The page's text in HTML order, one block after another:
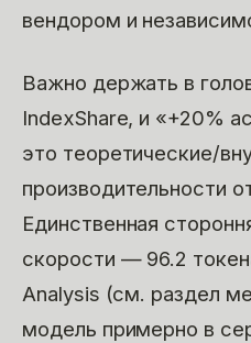
вендором и
Важно держать в
IndexShare, и «+20%
это теоретические/
производительности
Единственная
скорости — 96.2
Analysis (см. раздел
модель примерно в